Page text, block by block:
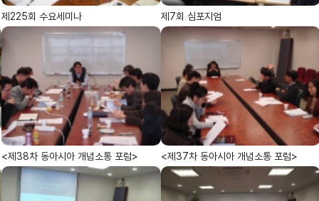
제225회 수요세미나
제7회 심포지엄
<제38차 동아시아 개념소통 포럼>
<제37차 동아시아 개념소통 포럼>